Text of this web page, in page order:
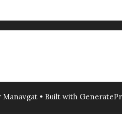
Manavgat • Built with